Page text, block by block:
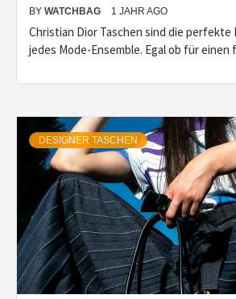
BY WATCHBAG 1 JAHR AGO
Christian Dior Taschen sind die perfekte
jedes Mode-Ensemble. Egal ob für einen
DESIGNER TASCHEN